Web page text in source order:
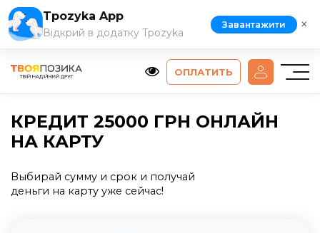
ОПЛАТИТЬ
КРЕДИТ 25000 ГРН ОНЛАЙН
НА КАРТУ
Выбирай сумму и срок и получай
деньги на карту уже сейчас!
Tpozyka App
Відкрий в додатку Tpozyka
Завантажити ×